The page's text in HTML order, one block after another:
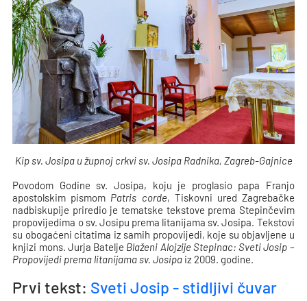
Kip sv. Josipa u župnoj crkvi sv. Josipa Radnika, Zagreb-Gajnice
Povodom Godine sv. Josipa, koju je proglasio papa Franjo
apostolskim pismom Patris corde, Tiskovni ured Zagrebačke
nadbiskupije priredio je tematske tekstove prema Stepinčevim
propovijedima o sv. Josipu prema litanijama sv. Josipa. Tekstovi
su obogaćeni citatima iz samih propovijedi, koje su objavljene u
knjizi mons. Jurja Batelje Blaženi Alojzije Stepinac: Sveti Josip –
Propovijedi prema litanijama sv. Josipa iz 2009. godine.
Prvi tekst: Sveti Josip - stidljivi čuvar